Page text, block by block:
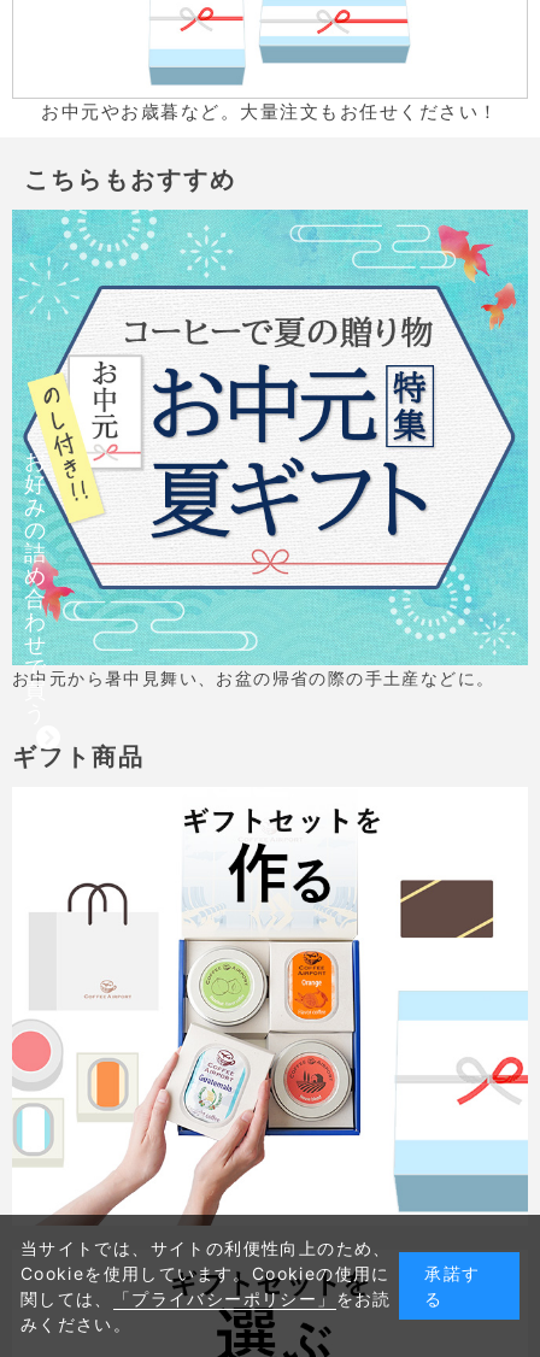
お中元やお歳暮など。大量注文もお任せください！
こちらもおすすめ
お中元から暑中見舞い、お盆の帰省の際の手土産などに。
ギフト商品
お
好
み
の
詰
め
合
わ
せ
で
買
当サイトでは、サイトの利便性向上のため、
Cookieを使用しています。Cookieの使用に
関しては、
「プライバシーポリシー」 をお読
みください。
承諾す
る